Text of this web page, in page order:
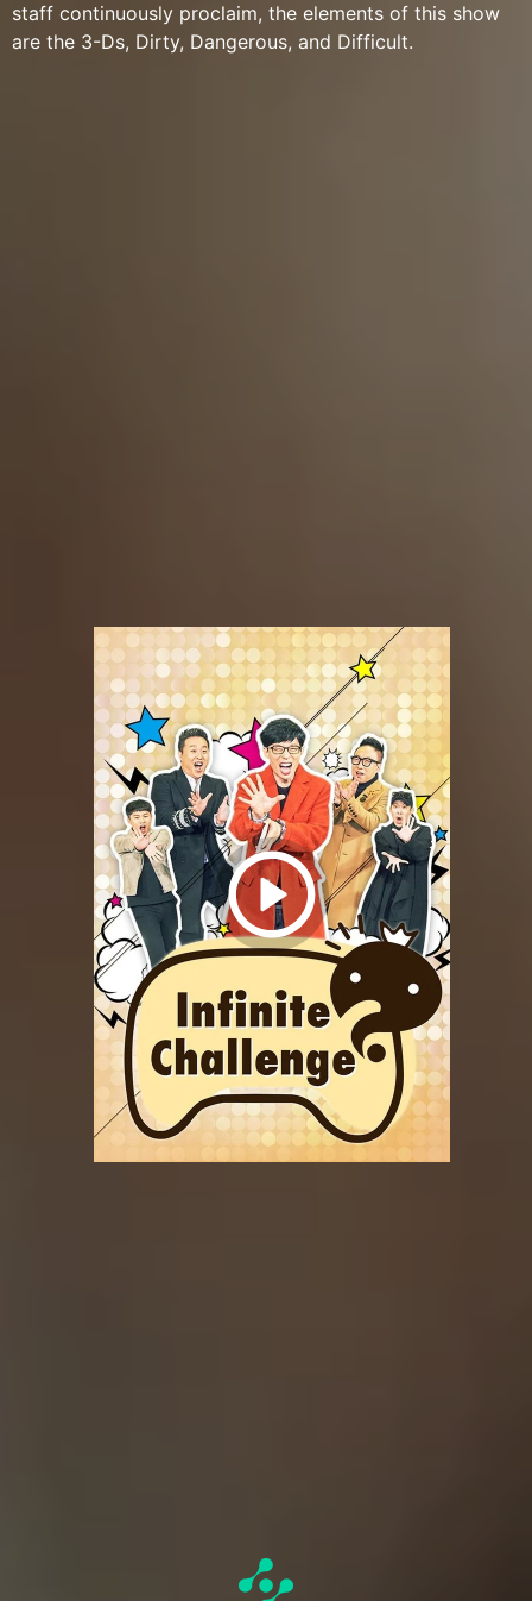
staff continuously proclaim, the elements of this show
are the 3-Ds, Dirty, Dangerous, and Difficult.